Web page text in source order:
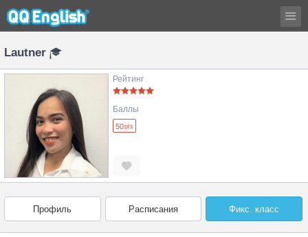
Lautner
Рейтинг
Баллы
50pts
Профиль Расписания Фикс. класс